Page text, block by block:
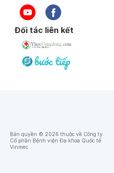
Đối tác liên kết
Bản quyền © 2026 thuộc về Công ty
Cổ phần Bệnh viện Đa khoa Quốc tế
Vinmec